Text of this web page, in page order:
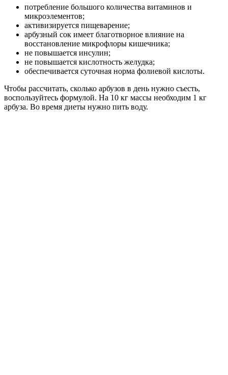
потребление большого количества витаминов и
микроэлементов;
активизируется пищеварение;
арбузный сок имеет благотворное влияние на
восстановление микрофлоры кишечника;
не повышается инсулин;
не повышается кислотность желудка;
обеспечивается суточная норма фолиевой кислоты.
Чтобы рассчитать, сколько арбузов в день нужно съесть,
воспользуйтесь формулой. На 10 кг массы необходим 1 кг
арбуза. Во время диеты нужно пить воду.